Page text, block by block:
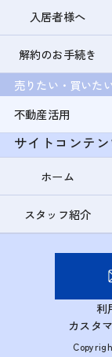
入居者様へ
解約のお手続き
売りたい・買いた
不動産活用
サイトコンテン
ホーム
スタッフ紹介
利
カスタ